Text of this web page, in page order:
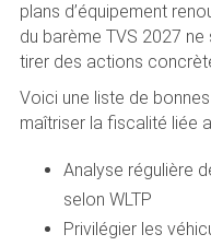
plans d’équipement
du barème TVS 2027
tirer des actions
Voici une liste de
maîtriser la fiscalité liée
Analyse régulière
selon WLTP
Privilégier les